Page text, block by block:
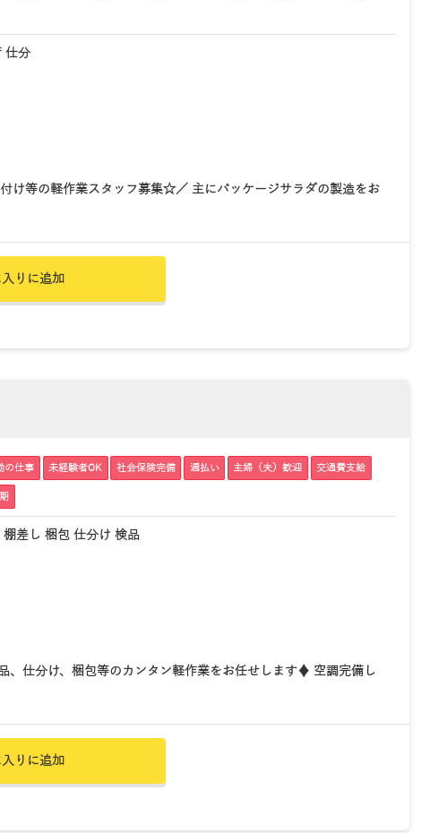
仕分
け等の軽作業スタッフ募集☆／ 主にパッケージサラダの製造をお
りに追加
の仕事 未経験者OK 社会保険完備 週払い 主婦（夫）歓迎 交通費支給
差し 梱包 仕分け 検品
、仕分け、梱包等のカンタン軽作業をお任せします♦ 空調完備し
りに追加